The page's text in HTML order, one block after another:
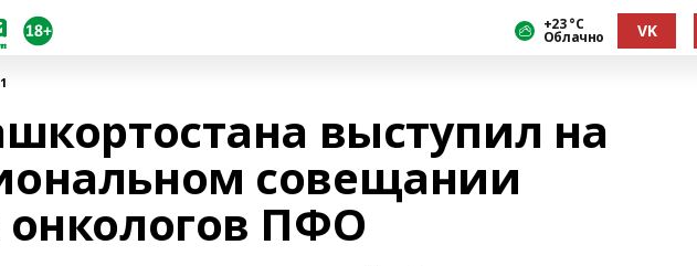
+23 °С
Облачно VK
выступил на
совещании
онкологов ПФО